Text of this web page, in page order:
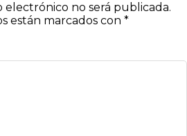
no será publicada.
están marcados con *